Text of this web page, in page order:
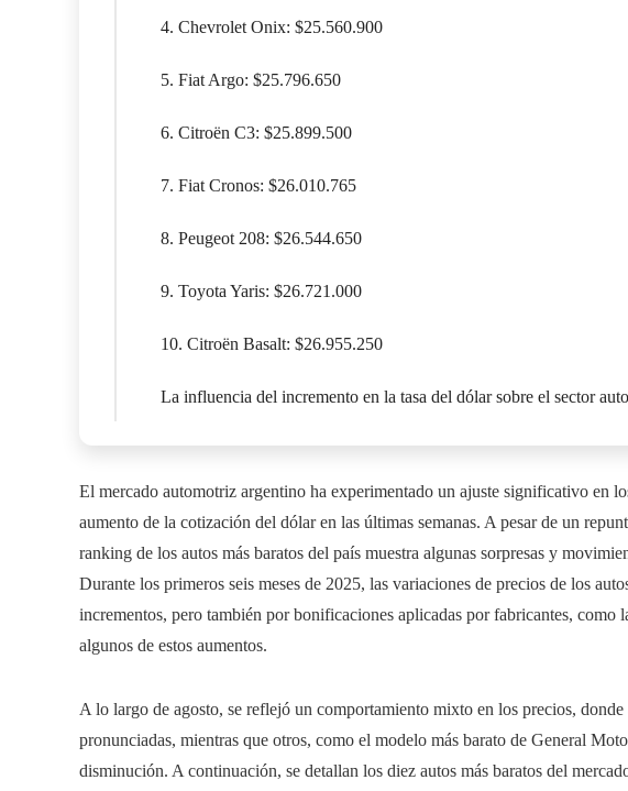
4. Chevrolet Onix: $25.560.900
5. Fiat Argo: $25.796.650
6. Citroën C3: $25.899.500
7. Fiat Cronos: $26.010.765
8. Peugeot 208: $26.544.650
9. Toyota Yaris: $26.721.000
10. Citroën Basalt: $26.955.250
La influencia del incremento en la tasa del dólar sobre el sector
El mercado automotriz argentino ha experimentado un ajuste significativo en
aumento de la cotización del dólar en las últimas semanas. A pesar de un
ranking de los autos más baratos del país muestra algunas sorpresas y
Durante los primeros seis meses de 2025, las variaciones de precios de los
incrementos, pero también por bonificaciones aplicadas por fabricantes,
algunos de estos aumentos.
A lo largo de agosto, se reflejó un comportamiento mixto en los precios,
pronunciadas, mientras que otros, como el modelo más barato de General
disminución. A continuación, se detallan los diez autos más baratos del